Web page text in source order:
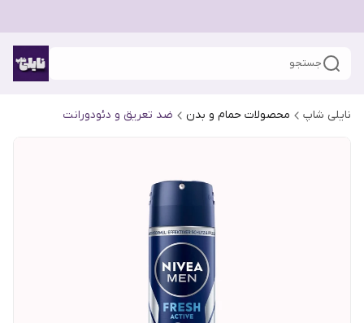
جستجو
نایلی شاپ محصولات حمام و بدن ضد تعریق و دئودورانت